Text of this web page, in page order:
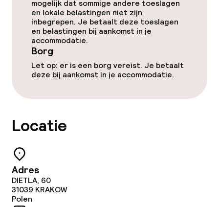
Eet- en drinkgelegenheden
Restaurant
Bar
Ontbijtbuffet
Lunch à la carte
Lunch, vast menu
mogelijk dat sommige andere toeslagen
en lokale belastingen niet zijn
inbegrepen. Je betaalt deze toeslagen
en belastingen bij aankomst in je
accommodatie.
Borg
Let op: er is een borg vereist. Je betaalt
deze bij aankomst in je accommodatie.
Locatie
Adres
DIETLA, 60
31039 KRAKOW
Polen